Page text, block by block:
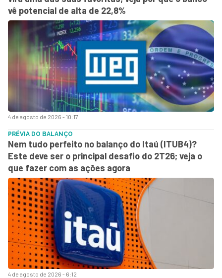
4 de agosto de 2026 - 10:17
vê potencial de alta de 22,8%
4 de agosto de 2026 - 6:12
PRÉVIA DO BALANÇO
Nem tudo perfeito no balanço do Itaú (ITUB4)?
Este deve ser o principal desafio do 2T26; veja o
que fazer com as ações agora